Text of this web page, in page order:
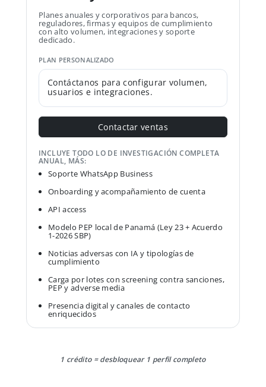
Planes anuales y corporativos para bancos,
reguladores, firmas y equipos de cumplimiento
con alto volumen, integraciones y soporte
dedicado.
PLAN PERSONALIZADO
Contáctanos para configurar volumen,
usuarios e integraciones.
Contactar ventas
INCLUYE TODO LO DE INVESTIGACIÓN COMPLETA
ANUAL, MÁS:
Soporte WhatsApp Business
Onboarding y acompañamiento de cuenta
API access
Modelo PEP local de Panamá (Ley 23 + Acuerdo
1-2026 SBP)
Noticias adversas con IA y tipologías de
cumplimiento
Carga por lotes con screening contra sanciones,
PEP y adverse media
Presencia digital y canales de contacto
enriquecidos
1 crédito = desbloquear 1 perfil completo